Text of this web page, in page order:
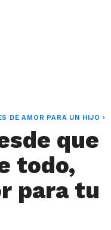
DE AMOR PARA UN HIJO ›
que
todo,
para tu